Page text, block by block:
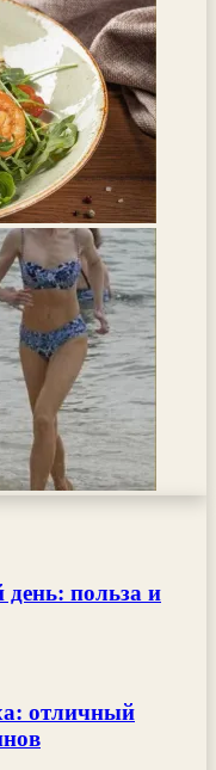
польза и
отличный